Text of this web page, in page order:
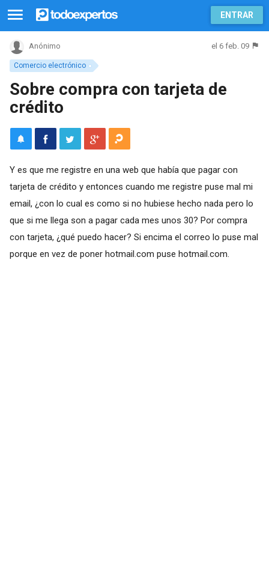
ENTRAR
Comercio electrónico
Anónimo el 6 feb. 09
Sobre compra con tarjeta de
crédito
Y es que me registre en una web que había que pagar con
tarjeta de crédito y entonces cuando me registre puse mal mi
email, ¿con lo cual es como si no hubiese hecho nada pero lo
que si me llega son a pagar cada mes unos 30? Por compra
con tarjeta, ¿qué puedo hacer? Si encima el correo lo puse mal
porque en vez de poner hotmail.com puse hotmail.com.